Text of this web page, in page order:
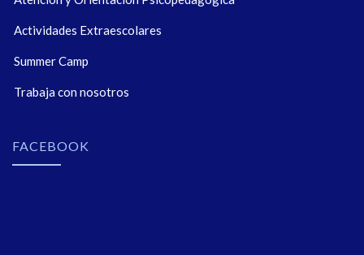
Actividades Extraescolares
Summer Camp
Trabaja con nosotros
FACEBOOK